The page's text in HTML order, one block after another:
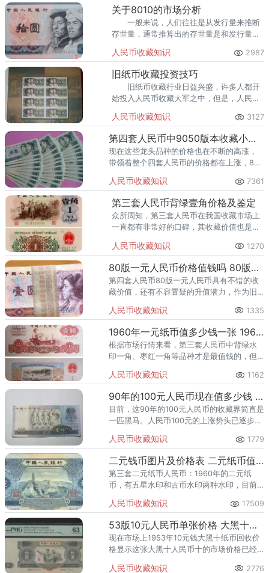
关于8010的市场分析
一般来说，人们往往是从发行量来推断
存世量，通常推算出的存世量是和发行量成
人民币收藏知识 2987
旧纸币收藏投资技巧
旧纸币收藏行业日益兴盛，许多人都开
始投入人民币收藏大军之中，但是，人民币
人民币收藏知识 3127
第四套人民币中9050版本收藏小知识
现在这些龙头品种的价格也在不断的高涨，
带领着整个四套人民币的价格都在上涨，80
人民币收藏知识 7361
第三套人民币背绿壹角价格及鉴定
众所周知，第三套人民币在我国收藏市场上
一直都有非常好的口碑，其收藏价值也是非
人民币收藏知识 1270
80版一元人民币价格值钱吗 80版一元人民币有收藏价值吗
第四套人民币80版一元人民币具有不错的收
藏价值，还有不容置疑的升值潜力，作为旧
人民币收藏知识 1335
1960年一元纸币值多少钱一张 1960年一元纸币升值空间有多大
根据市场行情来看，第三套人民币中背绿水
印一角、枣红一角等品种才是最值钱的，但
人民币收藏知识 1162
90年的100元人民币现在值多少钱 90年的100元人民币收藏投资分析
目前，这90年的100元人民币的收藏界简直是
一匹黑马。人民币100元的上涨势头已逐步超
人民币收藏知识 1779
二元钱币图片及价格表 二元纸币值多少钱
第三套二元纸币人民币：1960年的二元纸
币，有五星水印和古币水印两种水印，目前
人民币收藏知识 17509
53版10元人民币单张价格 大黑十为什么值钱
现在市场上1953年10元钱大黑十纸币回收价
格显示这张大黑十人民币十的市场价格已经
人民币收藏知识 2776